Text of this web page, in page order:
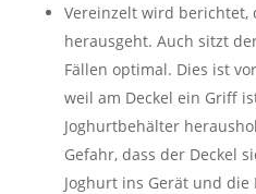
Vereinzelt wird berichtet,
herausgeht. Auch sitzt
Fällen optimal. Dies ist
weil am Deckel ein Griff
Joghurtbehälter
Gefahr, dass der Deckel
Joghurt ins Gerät und die